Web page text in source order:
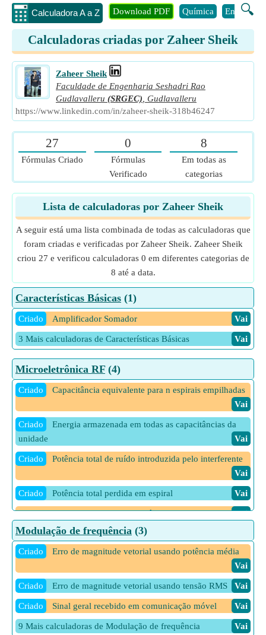
Calculadora A a Z 🔍
Download PDF Química
Calculadoras criadas por Zaheer Sheik
Zaheer Sheik
Faculdade de Engenharia Seshadri Rao
Gudlavalleru (SRGEC) Gudlavalleru
https://www.linkedin.com/in/zaheer-sheik-318b46247
27
Fórmulas Criado
0
Fórmulas
Verificado
8
Em todas as
categorias
Lista de calculadoras por Zaheer Sheik
A seguir está uma lista combinada de todas as calculadoras que
foram criadas e verificadas por Zaheer Sheik. Zaheer Sheik
criou 27 e verificou calculadoras 0 em diferentes categorias de
8 até a data.
Características Básicas (1)
Criado Amplificador Somador Vai
3 Mais calculadoras de Características Básicas Vai
Microeletrônica RF(4)
Criado
Capacitância equivalente para n espirais empilhadas
Vai
Criado
Energia armazenada em todas as capacitâncias da
unidade
Vai
Criado
Potência total de ruído introduzida pelo interferente
Vai
Criado Potência total perdida em espiral Vai
14 Mais calculadoras de Microeletrônica RF Vai
Modulação de frequência (3)
Criado
Erro de magnitude vetorial usando potência média
Vai
Criado Erro de magnitude vetorial usando tensão RMS Vai
Criado Sinal geral recebido em comunicação móvel Vai
9 Mais calculadoras de Modulação de frequência Vai